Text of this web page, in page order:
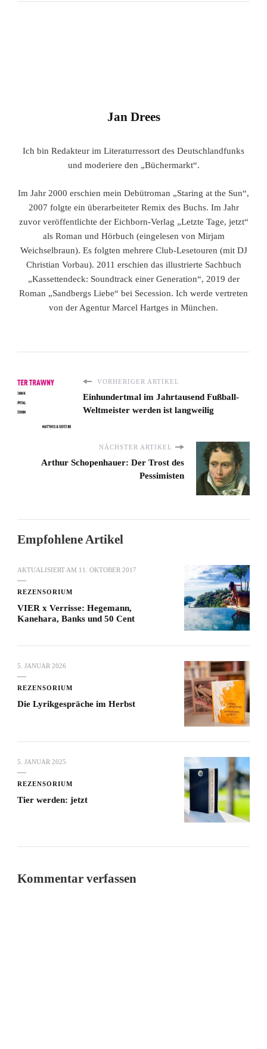
Jan Drees
Ich bin Redakteur im Literaturressort des Deutschlandfunks
und moderiere den „Büchermarkt“.
Im Jahr 2000 erschien mein Debütroman „Staring at the Sun“,
2007 folgte ein überarbeiteter Remix des Buchs. Im Jahr
zuvor veröffentlichte der Eichborn-Verlag „Letzte Tage, jetzt“
als Roman und Hörbuch (eingelesen von Mirjam
Weichselbraun). Es folgten mehrere Club-Lesetouren (mit DJ
Christian Vorbau). 2011 erschien das illustrierte Sachbuch
„Kassettendeck: Soundtrack einer Generation“, 2019 der
Roman „Sandbergs Liebe“ bei Secession. Ich werde vertreten
von der Agentur Marcel Hartges in München.
VORHERIGER ARTIKEL
Einhundertmal im Jahrtausend Fußball-
Weltmeister werden ist langweilig
NÄCHSTER ARTIKEL
Arthur Schopenhauer: Der Trost des
Pessimisten
Empfohlene Artikel
AKTUALISIERT AM 11. OKTOBER 2017
REZENSORIUM
VIER x Verrisse: Hegemann,
Kanehara, Banks und 50 Cent
5. JANUAR 2026
REZENSORIUM
Die Lyrikgespräche im Herbst
5. JANUAR 2025
REZENSORIUM
Tier werden: jetzt
Kommentar verfassen